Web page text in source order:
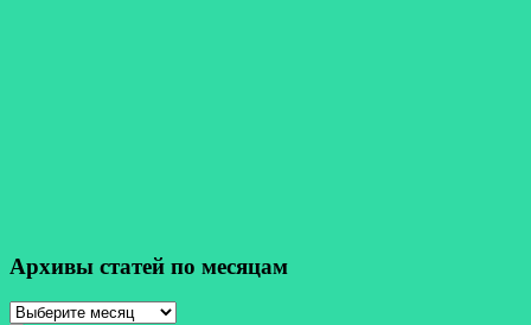
Архивы статей по месяцам
Архивы